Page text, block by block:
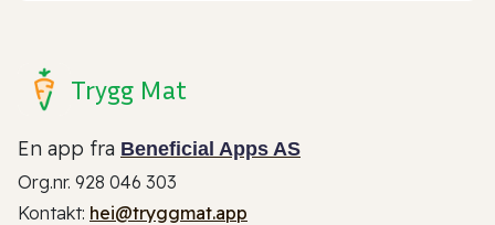
Trygg Mat
En app fra Beneficial Apps AS
Org.nr. 928 046 303
Kontakt: hei@tryggmat.app